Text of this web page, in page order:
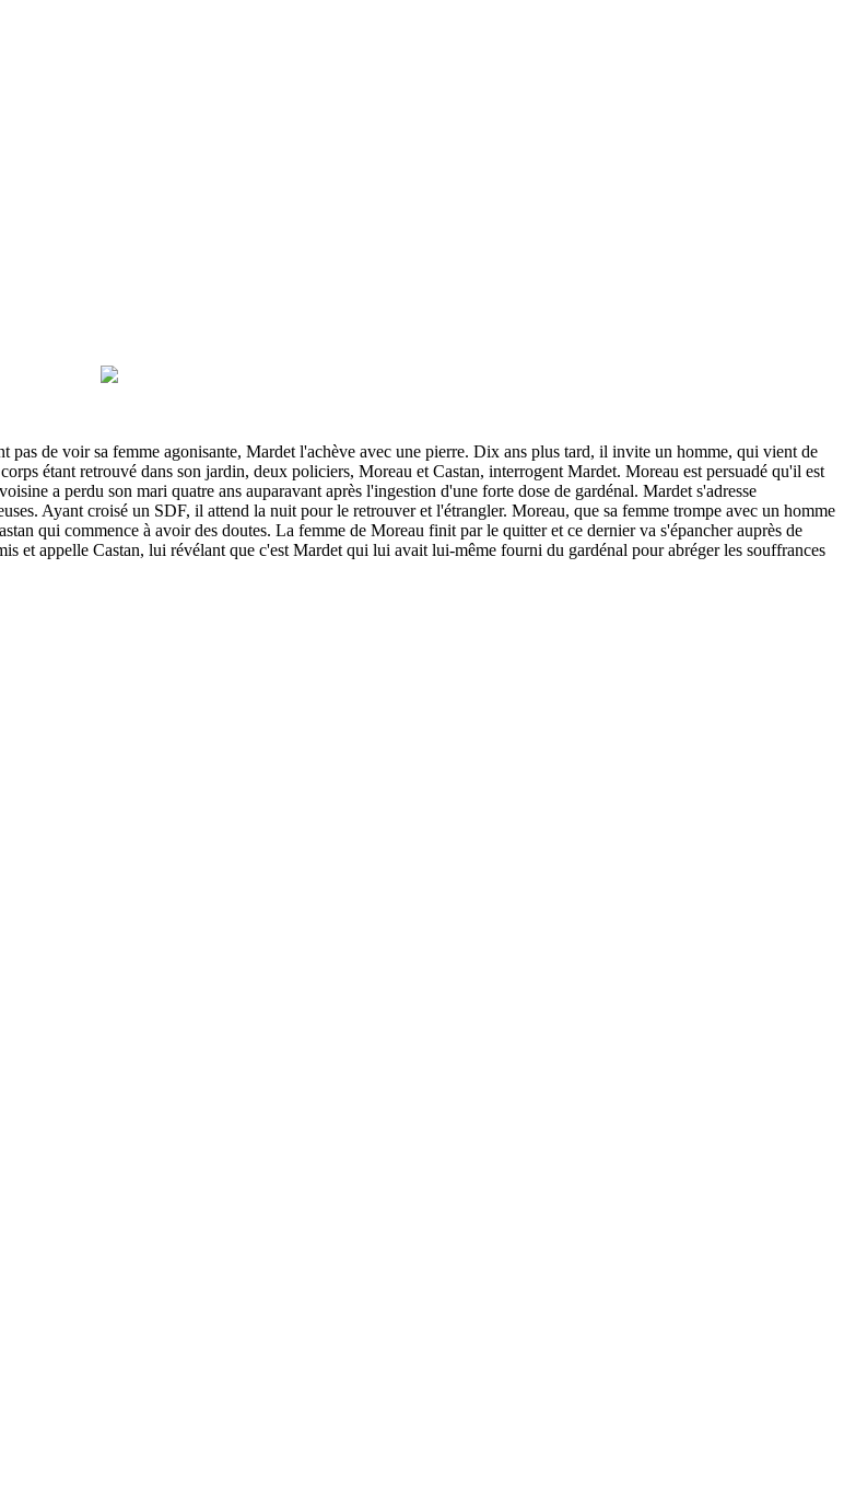
de voir sa femme agonisante, Mardet l'achève avec une pierre. Dix ans plus tard, il invite un homme, qui vient de
étant retrouvé dans son jardin, deux policiers, Moreau et Castan, interrogent Mardet. Moreau est persuadé qu'il est
a perdu son mari quatre ans auparavant après l'ingestion d'une forte dose de gardénal. Mardet s'adresse
Ayant croisé un SDF, il attend la nuit pour le retrouver et l'étrangler. Moreau, que sa femme trompe avec un homme
qui commence à avoir des doutes. La femme de Moreau finit par le quitter et ce dernier va s'épancher auprès de
et appelle Castan, lui révélant que c'est Mardet qui lui avait lui-même fourni du gardénal pour abréger les souffrances